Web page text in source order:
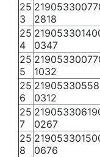
25
3
2818
25
4
0347
25
5
1032
25
6
0312
25
7
0267
25
8
0676